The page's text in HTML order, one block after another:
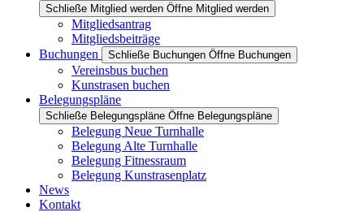
Schließe Mitglied werden Öffne Mitglied werden
Mitgliedsantrag
Mitgliedsbeiträge
Buchungen
Schließe Buchungen Öffne Buchungen
Vereinsbus buchen
Kunstrasen buchen
Belegungspläne
Schließe Belegungspläne Öffne Belegungspläne
Belegung Neue Turnhalle
Belegung Alte Turnhalle
Belegung Fitnessraum
Belegung Kunstrasenplatz
News
Kontakt